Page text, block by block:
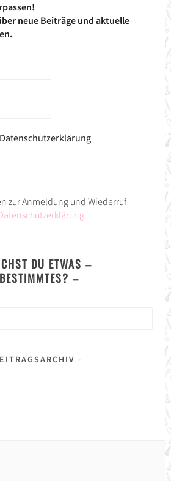
neue Beiträge und aktuelle
zur Anmeldung und Wiederruf
.
DU ETWAS –
–